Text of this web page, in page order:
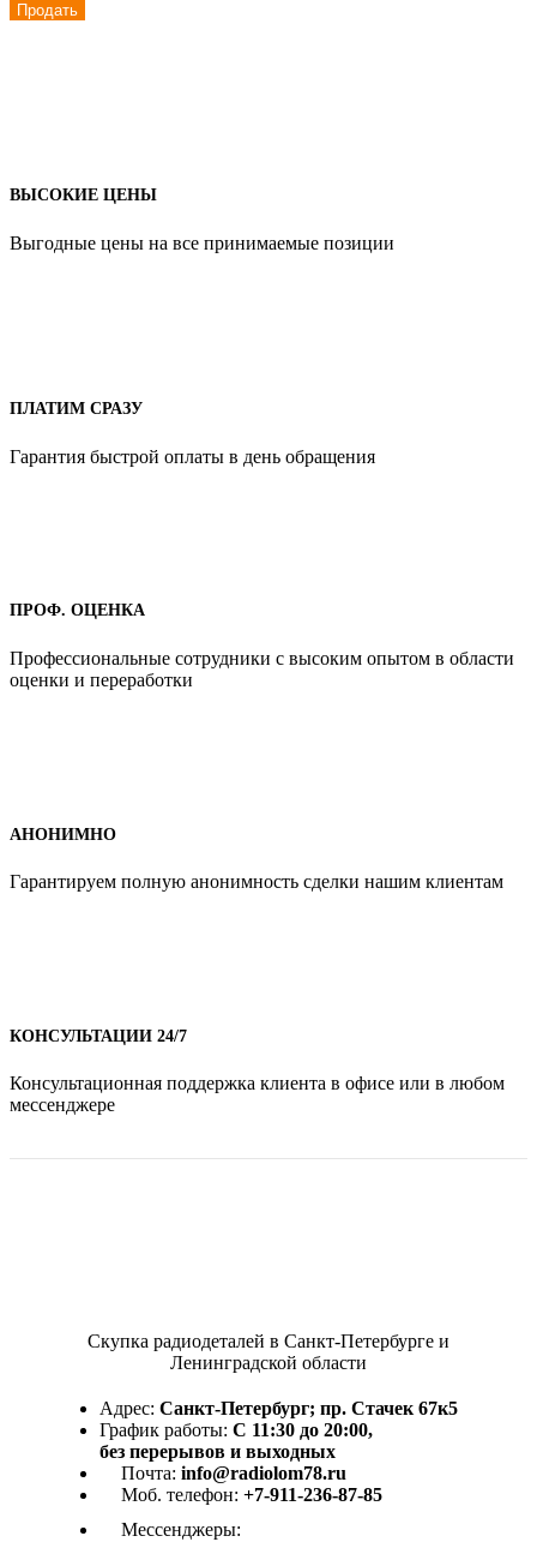
Продать
ВЫСОКИЕ ЦЕНЫ
Выгодные цены на все принимаемые позиции
ПЛАТИМ СРАЗУ
Гарантия быстрой оплаты в день обращения
ПРОФ. ОЦЕНКА
Профессиональные сотрудники с высоким опытом в области
оценки и переработки
АНОНИМНО
Гарантируем полную анонимность сделки нашим клиентам
КОНСУЛЬТАЦИИ 24/7
Консультационная поддержка клиента в офисе или в любом
мессенджере
Скупка радиодеталей в Санкт-Петербурге и
Ленинградской области
Адрес: Санкт-Петербург; пр. Стачек 67к5
График работы: С 11:30 до 20:00,
без перерывов и выходных
Почта: info@radiolom78.ru
Моб. телефон: +7-911-236-87-85
Мессенджеры: